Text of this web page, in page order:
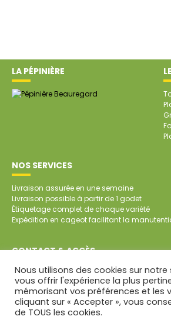
LA PÉPINIÈRE
NOS SERVICES
Livraison assurée en une semaine
Livraison possible à partir de 1 godet
Étiquetage complet de chaque variété
Expédition en cageot facilitant la
CONTACT & ACCÈS
SARL Pépinière de Beauregard
Beauregard
79700 SAINT-AUBIN DE BAUBIGNÉ
Tél. : 05 49 81 45 64
Nous utilisons des cookies sur
vous offrir l'expérience la plus
mémorisant vos préférences et les
cliquant sur « Accepter », vous
de TOUS les cookies.